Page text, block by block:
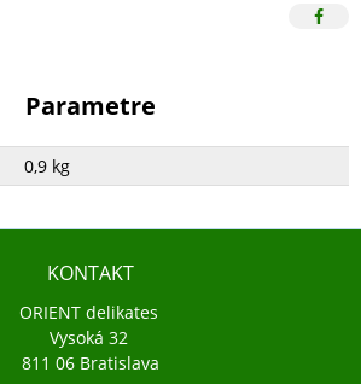
Parametre
0,9 kg
KONTAKT
ORIENT delikates
Vysoká 32
811 06 Bratislava